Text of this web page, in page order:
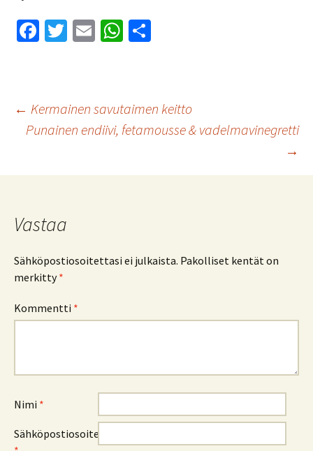
Fa
o
k
T
er
E
W
sA
p
p
Artikkelien
← Kermainen savutaimen keitto
Punainen endiivi, fetamousse & vadelmavinegretti
→
Vastaa
Sähköpostiosoitettasi ei julkaista. Pakolliset kentät on
merkitty*
Kommentti *
Nimi *
Sähköpostiosoite